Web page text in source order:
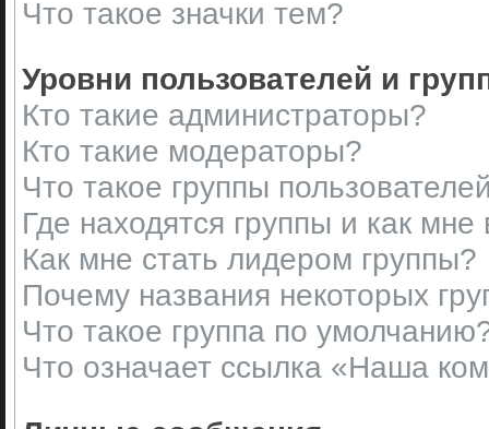
Что такое значки тем?
Уровни пользователей и
Кто такие администраторы?
Кто такие модераторы?
Что такое группы
Где находятся группы и как мне
Как мне стать лидером группы?
Почему названия некоторых
Что такое группа по
Что означает ссылка «Наша